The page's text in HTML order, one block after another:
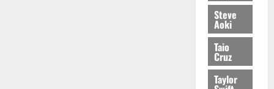
Steve
Aoki
Taio
Cruz
Taylor